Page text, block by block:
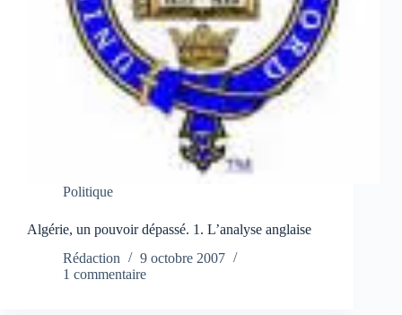
Politique
Algérie, un pouvoir dépassé. 1. L’analyse anglaise
Rédaction
9 octobre 2007
1 commentaire